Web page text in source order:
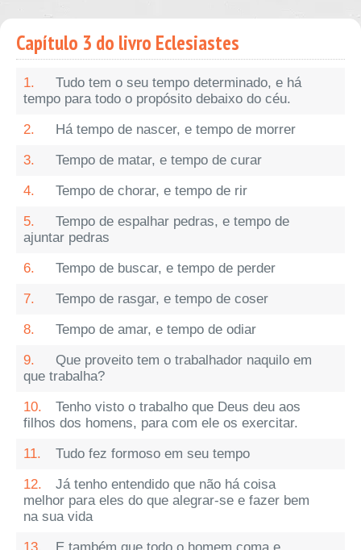
Capítulo 3 do livro Eclesiastes
1.
Tudo tem o seu tempo determinado, e há
tempo para todo o propósito debaixo do céu.
2.
Há tempo de nascer, e tempo de morrer
3.
Tempo de matar, e tempo de curar
4.
Tempo de chorar, e tempo de rir
5.
Tempo de espalhar pedras, e tempo de
ajuntar pedras
6.
Tempo de buscar, e tempo de perder
7.
Tempo de rasgar, e tempo de coser
8.
Tempo de amar, e tempo de odiar
9.
Que proveito tem o trabalhador naquilo em
que trabalha?
10.
Tenho visto o trabalho que Deus deu aos
filhos dos homens, para com ele os exercitar.
11.
Tudo fez formoso em seu tempo
12.
Já tenho entendido que não há coisa
melhor para eles do que alegrar-se e fazer bem
na sua vida